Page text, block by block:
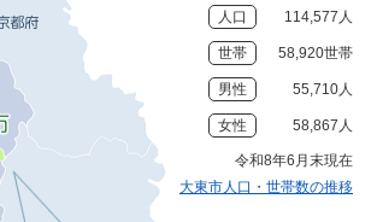
人口 114,577人
世帯 58,920世帯
男性 55,710人
女性 58,867人
令和8年6月末現在
大東市人口・世帯数の推移